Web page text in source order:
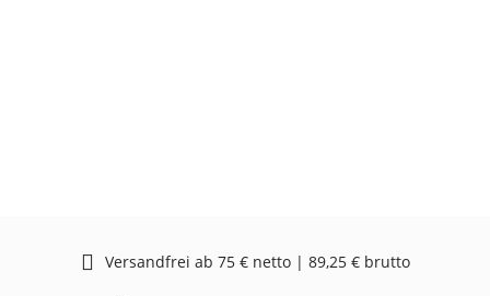
Versandfrei ab 75 € netto | 89,25 € brutto